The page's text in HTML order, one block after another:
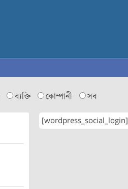
ব্যক্তি কোম্পানী সব
[wordpress_social_login]